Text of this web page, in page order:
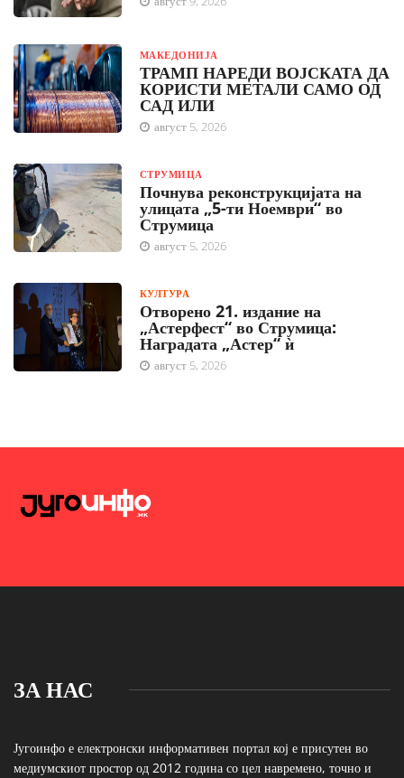
МАКЕДОНИЈА
ТРАМП НАРЕДИ ВОЈСКАТА ДА
КОРИСТИ МЕТАЛИ САМО ОД
САД ИЛИ
август 5, 2026
СТРУМИЦА
Почнува реконструкцијата на
улицата „5-ти Ноември“ во
Струмица
август 5, 2026
КУЛТУРА
Отворено 21. издание на
„Астерфест“ во Струмица:
Наградата „Астер“ ѝ
август 5, 2026
ЗА НАС
Југоинфо е електронски информативен портал кој е присутен во
медиумскиот простор од 2012 година со цел навремено, точно и